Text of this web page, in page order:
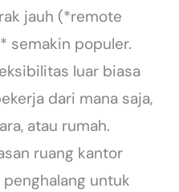
jauh (*remote
semakin populer.
luar biasa
dari mana saja,
atau rumah.
ruang kantor
untuk